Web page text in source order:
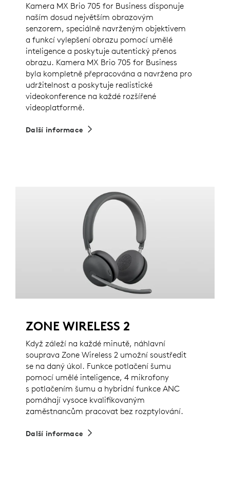
Kamera MX Brio 705 for Business disponuje
naším dosud největším obrazovým
senzorem, speciálně navrženým objektivem
a funkcí vylepšení obrazu pomocí umělé
inteligence a poskytuje autentický přenos
obrazu. Kamera MX Brio 705 for Business
byla kompletně přepracována a navržena pro
udržitelnost a poskytuje realistické
videokonference na každé rozšířené
videoplatformě.
Další informace
ZONE WIRELESS 2
Když záleží na každé minutě, náhlavní
souprava Zone Wireless 2 umožní soustředit
se na daný úkol. Funkce potlačení šumu
pomocí umělé inteligence, 4 mikrofony
s potlačením šumu a hybridní funkce ANC
pomáhají vysoce kvalifikovaným
zaměstnancům pracovat bez rozptylování.
Další informace